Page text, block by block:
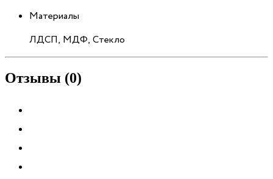
Материалы
ЛДСП, МДФ, Стекло
Отзывы (0)